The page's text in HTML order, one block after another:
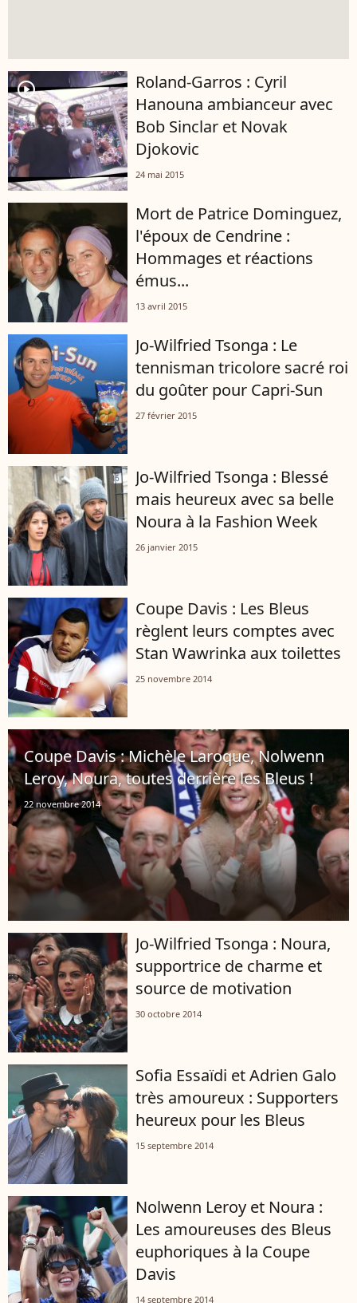
player2
Roland-Garros : Cyril
Hanouna ambianceur avec
Bob Sinclar et Novak
Djokovic
24 mai 2015
Mort de Patrice Dominguez,
l'époux de Cendrine :
Hommages et réactions
émus...
13 avril 2015
Jo-Wilfried Tsonga : Le
tennisman tricolore sacré roi
du goûter pour Capri-Sun
27 février 2015
Jo-Wilfried Tsonga : Blessé
mais heureux avec sa belle
Noura à la Fashion Week
26 janvier 2015
Coupe Davis : Les Bleus
règlent leurs comptes avec
Stan Wawrinka aux toilettes
25 novembre 2014
Coupe Davis : Michèle Laroque, Nolwenn
Leroy, Noura, toutes derrière les Bleus !
22 novembre 2014
Jo-Wilfried Tsonga : Noura,
supportrice de charme et
source de motivation
30 octobre 2014
Sofia Essaïdi et Adrien Galo
très amoureux : Supporters
heureux pour les Bleus
15 septembre 2014
Nolwenn Leroy et Noura :
Les amoureuses des Bleus
euphoriques à la Coupe
Davis
14 septembre 2014